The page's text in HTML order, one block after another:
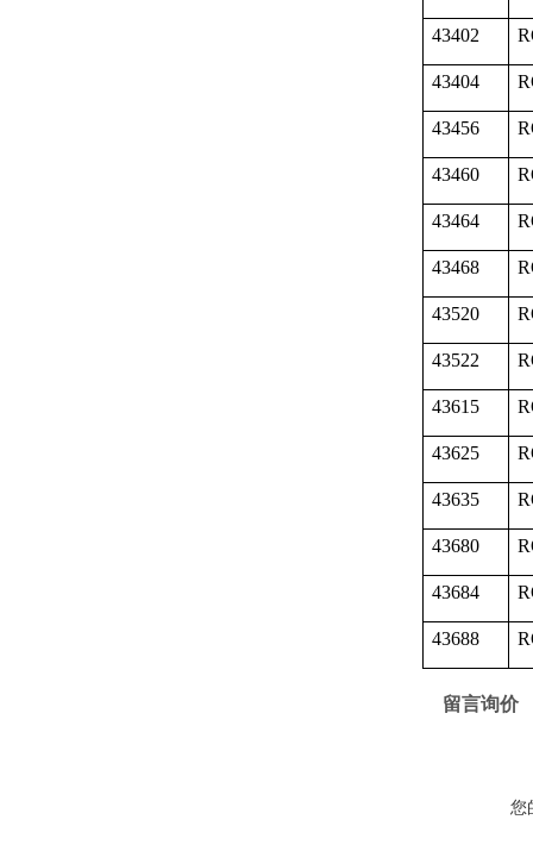
43402
43404
43456
43460
43464
43468
43520
43522
43615
43625
43635
43680
43684
43688
留言询价
您